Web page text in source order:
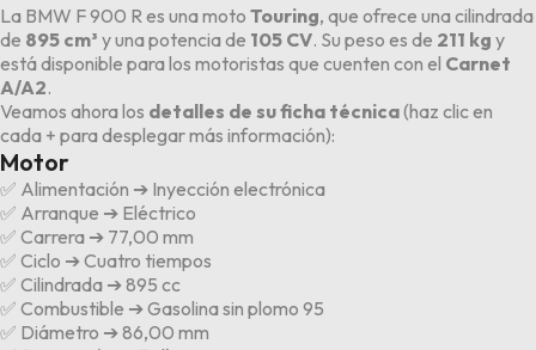
La BMW F 900 R es una moto Touring, que ofrece una cilindrada
de 895 cm³ y una potencia de 105 CV. Su peso es de 211 kg y
está disponible para los motoristas que cuenten con el Carnet
A/A2.
Veamos ahora los detalles de su ficha técnica(haz clic en
cada + para desplegar más información):
Motor
✅ Alimentación ➔ Inyección electrónica
✅ Arranque ➔ Eléctrico
✅ Carrera ➔ 77,00 mm
✅ Ciclo ➔ Cuatro tiempos
✅ Cilindrada ➔ 895 cc
✅ Combustible ➔ Gasolina sin plomo 95
✅ Diámetro ➔ 86,00 mm